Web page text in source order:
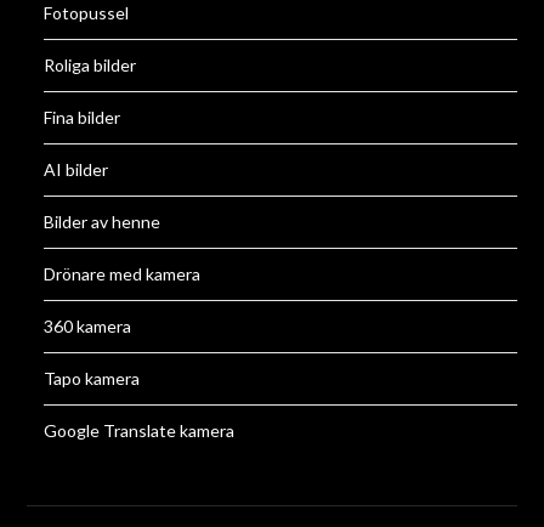
Fotopussel
Roliga bilder
Fina bilder
AI bilder
Bilder av henne
Drönare med kamera
360 kamera
Tapo kamera
Google Translate kamera